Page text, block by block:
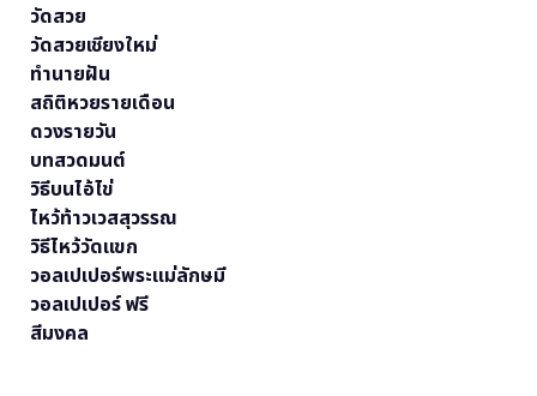
วัดสวย
วัดสวยเชียงใหม่
ทำนายฝัน
สถิติหวยรายเดือน
ดวงรายวัน
บทสวดมนต์
วิธีบนไอ้ไข่
ไหว้ท้าวเวสสุวรรณ
วิธีไหว้วัดแขก
วอลเปเปอร์พระแม่ลักษมี
วอลเปเปอร์ ฟรี
สีมงคล